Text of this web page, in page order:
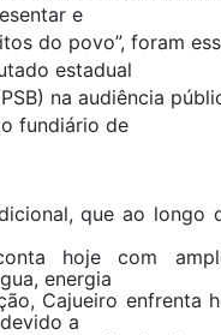
e
do povo”, foram
estadual
na audiência
fundiário de
que ao longo
hoje com
energia
Cajueiro enfrenta
a